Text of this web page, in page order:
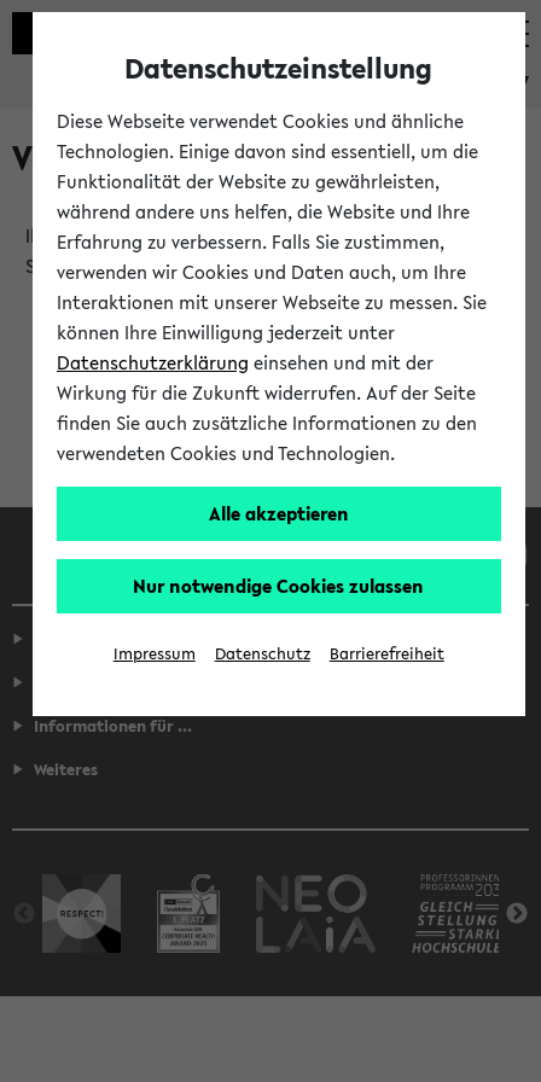
eKVV
Verlauf
Ihr Verlauf ist leer. Er wird sich im Verlauf Ihrer eKVV
Sitzung füllen.
Informationen für ...
Weiteres
Datenschutzeinstellung
Diese Webseite verwendet Cookies und ähnliche
Technologien. Einige davon sind essentiell, um die
Funktionalität der Website zu gewährleisten,
während andere uns helfen, die Website und Ihre
Erfahrung zu verbessern. Falls Sie zustimmen,
verwenden wir Cookies und Daten auch, um Ihre
Interaktionen mit unserer Webseite zu messen. Sie
können Ihre Einwilligung jederzeit unter
Datenschutzerklärung einsehen und mit der
Wirkung für die Zukunft widerrufen. Auf der Seite
finden Sie auch zusätzliche Informationen zu den
verwendeten Cookies und Technologien.
Alle akzeptieren
Nur notwendige Cookies zulassen
Impressum Datenschutz Barrierefreiheit